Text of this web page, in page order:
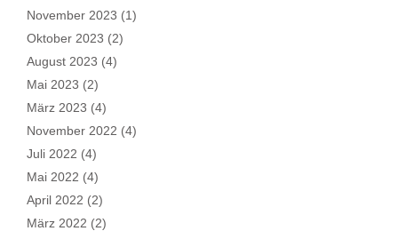
November 2023 (1)
Oktober 2023 (2)
August 2023 (4)
Mai 2023 (2)
März 2023 (4)
November 2022 (4)
Juli 2022 (4)
Mai 2022 (4)
April 2022 (2)
März 2022 (2)